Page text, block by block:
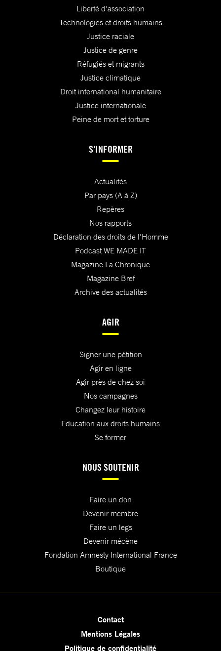
Liberté d'association
Technologies et droits humains
Justice raciale
Justice de genre
Réfugiés et migrants
Justice climatique
Droit international humanitaire
Justice internationale
Peine de mort et torture
S'INFORMER
Actualités
Par pays (A à Z)
Repères
Nos rapports
Déclaration des droits de l'Homme
Podcast WE MADE IT
Magazine La Chronique
Magazine Bref
Archive des actualités
AGIR
Signer une pétition
Agir en ligne
Agir près de chez soi
Nos campagnes
Changez leur histoire
Education aux droits humains
Se former
NOUS SOUTENIR
Faire un don
Devenir membre
Faire un legs
Devenir mécène
Fondation Amnesty International France
Boutique
Contact
Mentions Légales
Politique de confidentialité